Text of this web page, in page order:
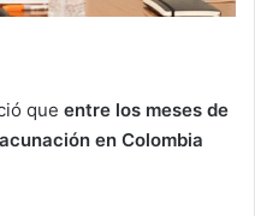
que entre los meses de
en Colombia